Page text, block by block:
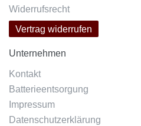
Widerrufsrecht
Vertrag widerrufen
Unternehmen
Kontakt
Batterieentsorgung
Impressum
Datenschutzerklärung